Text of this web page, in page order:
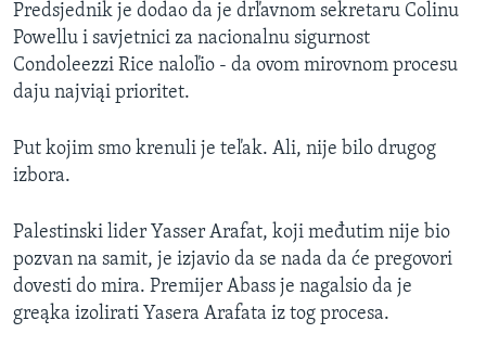
Predsjednik je dodao da je drľavnom sekretaru Colinu
Powellu i savjetnici za nacionalnu sigurnost
Condoleezzi Rice naloľio - da ovom mirovnom procesu
daju najviąi prioritet.
Put kojim smo krenuli je teľak. Ali, nije bilo drugog
izbora.
Palestinski lider Yasser Arafat, koji međutim nije bio
pozvan na samit, je izjavio da se nada da će pregovori
dovesti do mira. Premijer Abass je nagalsio da je
greąka izolirati Yasera Arafata iz tog procesa.